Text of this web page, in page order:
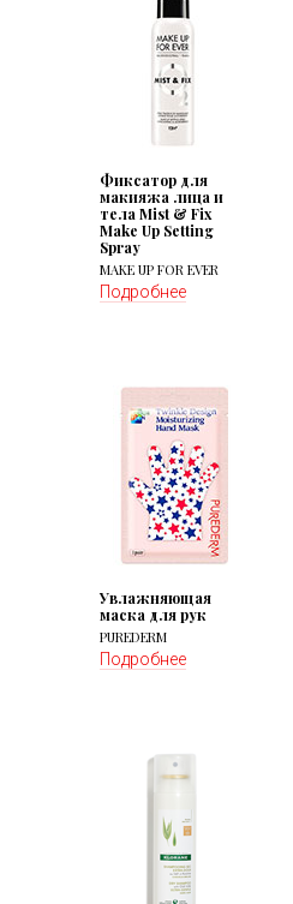
Фиксатор для
макияжа лица и
тела Mist & Fix
Make Up Setting
Spray
MAKE UP FOR EVER
Подробнее
Увлажняющая
маска для рук
PUREDERM
Подробнее